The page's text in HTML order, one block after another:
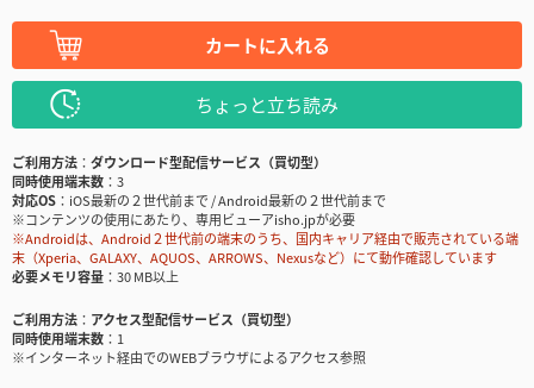
カートに入れる
ちょっと立ち読み
ご利用方法
ダウンロード型配信サービス（買切型）
同時使用端末数
3
対応OS
iOS最新の２世代前まで / Android最新の２世代前まで
※コンテンツの使用にあたり、専用ビューアisho.jpが必要
※Androidは、Android２世代前の端末のうち、国内キャリア経由で販売されている端
末（Xperia、GALAXY、AQUOS、ARROWS、Nexusなど）にて動作確認しています
必要メモリ容量
30 MB以上
ご利用方法
アクセス型配信サービス（買切型）
同時使用端末数
1
※インターネット経由でのWEBブラウザによるアクセス参照